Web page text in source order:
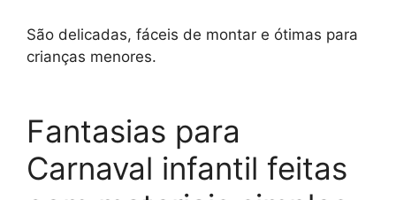
São delicadas, fáceis de montar e ótimas para
crianças menores.
Fantasias para
Carnaval infantil feitas